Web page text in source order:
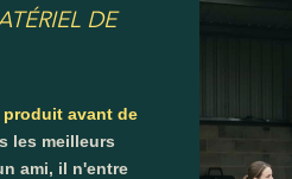
DE
produit avant de
les meilleurs
ami, il n'entre